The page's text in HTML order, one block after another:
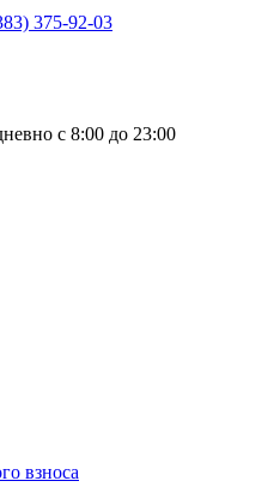
375-92-03
с 8:00 до 23:00
взноса